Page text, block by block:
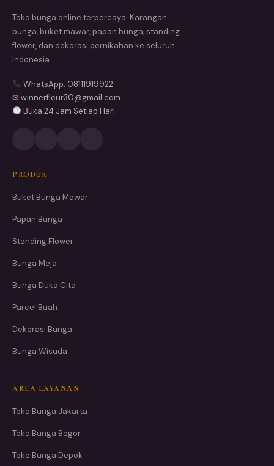
Toko bunga online terpercaya. Karangan
bunga, buket mawar, papan bunga, standing
flower, dan dekorasi pernikahan ke seluruh
Indonesia.
WhatsApp: 08111919922
✉ winnerfleur30@gmail.com
Buka 24 Jam Setiap Hari
PRODUK
Buket Bunga Mawar
Papan Bunga
Standing Flower
Bunga Meja
Bunga Duka Cita
Parcel Buah
Dekorasi Bunga
Bunga Wisuda
AREA LAYANAN
Toko Bunga Jakarta
Toko Bunga Bogor
Toko Bunga Depok